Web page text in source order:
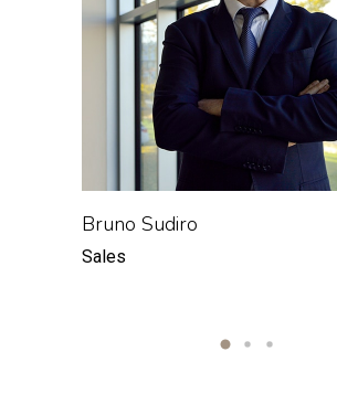
Bruno Sudiro
Sales